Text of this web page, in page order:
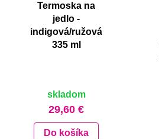
Termoska na
jedlo -
indigová/ružová
335 ml
skladom
29,60 €
Do košíka